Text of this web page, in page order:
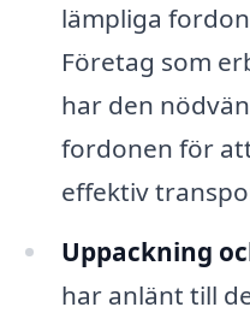
lämpliga
Företag som
har den
fordonen för
effektiv
Uppackning
har anlänt till